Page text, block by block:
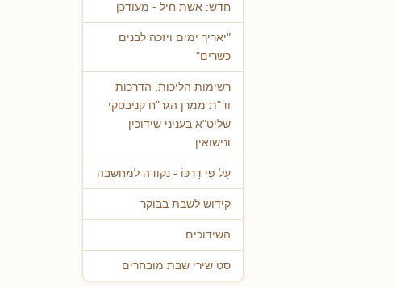
חדש: אשת חיל - מעודכן
"יאריך ימים ויזכה לבנים
כשרים"
רשימות הליכות, הדרכות
וד"ת ממרן הגר"ח קניבסקי
שליט"א בעניני שידוכין
ונישואין
עַל פִּי דַרְכּוֹ - נקודה למחשבה
קידוש לשבת בבוקר
השידוכים
סט שירי שבת מובחרים